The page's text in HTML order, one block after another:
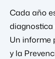
Cada año
diagnostica
Un informe
y la